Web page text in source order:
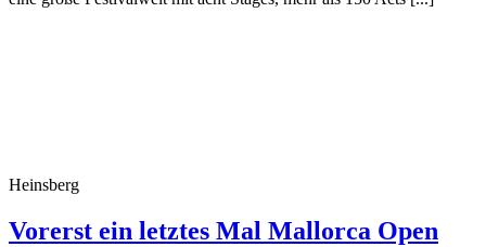
Heinsberg
Vorerst ein letztes Mal Mallorca Open